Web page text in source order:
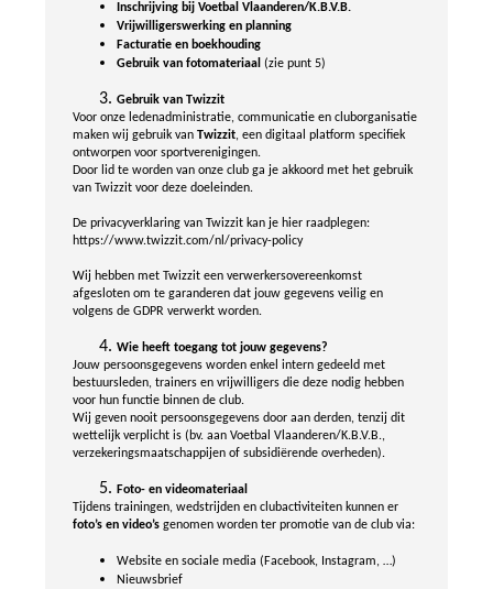
Inschrijving bij Voetbal Vlaanderen/K.B.V.B.
Vrijwilligerswerking en planning
Facturatie en boekhouding
Gebruik van fotomateriaal (zie punt 5)
Gebruik van Twizzit
Voor onze ledenadministratie, communicatie en cluborganisatie
maken wij gebruik vanTwizzit, een digitaal platform specifiek
ontworpen voor sportverenigingen.
Door lid te worden van onze club ga je akkoord met het gebruik
van Twizzit voor deze doeleinden.
De privacyverklaring van Twizzit kan je hier raadplegen:
https://www.twizzit.com/nl/privacy-policy
Wij hebben met Twizzit een verwerkersovereenkomst
afgesloten om te garanderen dat jouw gegevens veilig en
volgens de GDPR verwerkt worden.
Wie heeft toegang tot jouw gegevens?
Jouw persoonsgegevens worden enkel intern gedeeld met
bestuursleden, trainers en vrijwilligers die deze nodig hebben
voor hun functie binnen de club.
Wij geven nooit persoonsgegevens door aan derden, tenzij dit
wettelijk verplicht is (bv. aan Voetbal Vlaanderen/K.B.V.B.,
verzekeringsmaatschappijen of subsidiërende overheden).
Foto- en videomateriaal
Tijdens trainingen, wedstrijden en clubactiviteiten kunnen er
foto’s en video’s genomen worden ter promotie van de club via:
Website en sociale media (Facebook, Instagram, …)
Nieuwsbrief